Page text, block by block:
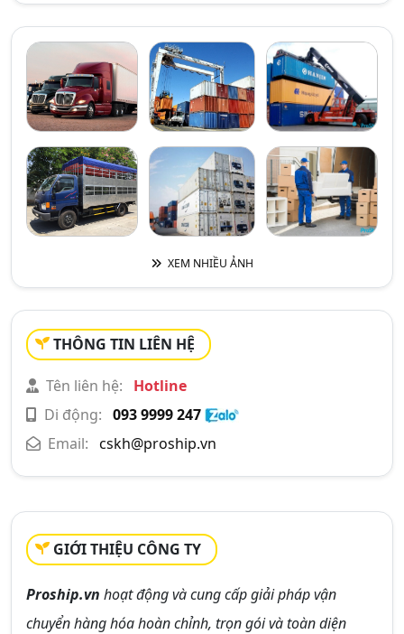
XEM NHIỀU ẢNH
THÔNG TIN LIÊN HỆ
Tên liên hệ:
Hotline
Di động: 093 9999 247
Email: cskh@proship.vn
GIỚI THIỆU CÔNG TY
Proship.vn hoạt động và cung cấp giải pháp vận
chuyển hàng hóa hoàn chỉnh, trọn gói và toàn diện